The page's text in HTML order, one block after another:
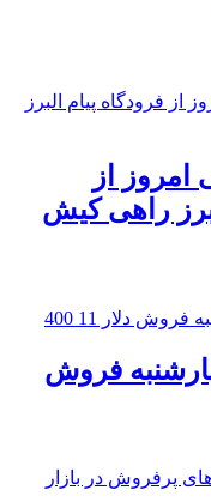
از
راهی کیش
فروش